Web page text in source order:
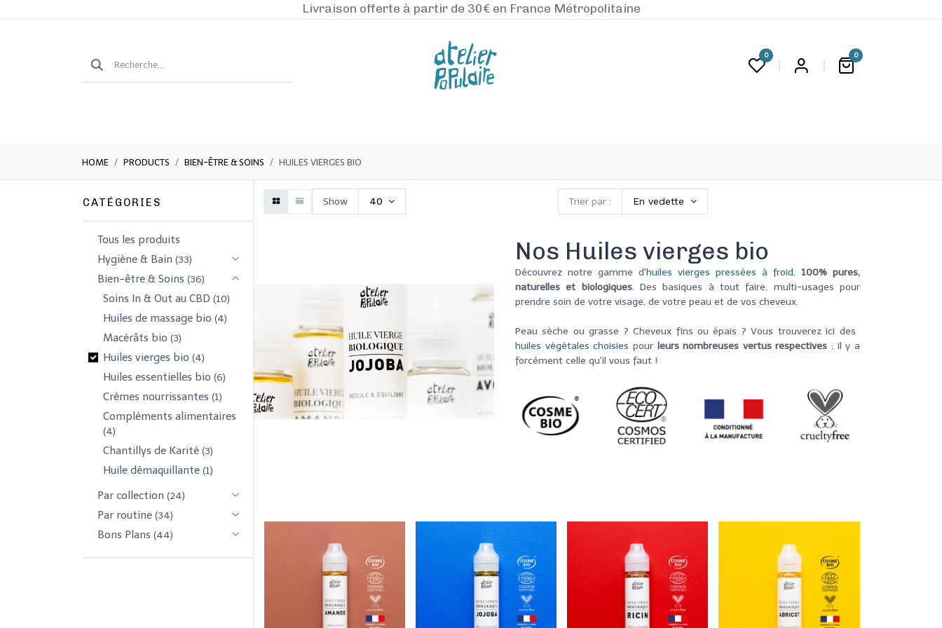
Livraison offerte à partir de 30€ en France Métropolitaine
0 0
HOME PRODUCTS ​​​BIEN-ÊTRE & SOINS HUILES VIERGES BIO
CATÉGORIES
Tous les produits
​Hygiène & Bain (33)
​​​Bien-être & Soins (36)
Soins In & Out au CBD (10)
Huiles de massage bio (4)
Macérâts bio (3)
Huiles vierges bio (4)
Huiles essentielles bio (6)
Crèmes nourrissantes (1)
Compléments alimentaires
(4)
Chantillys de Karité (3)
Huile démaquillante (1)
Par collection (24)
Par routine (34)
Bons Plans (44)
Trier par : En vedette
Show 40
Nos Huiles vierges bio
Découvrez notre gamme d'huiles vierges pressées à froid, 100% pures,
naturelles et biologiques. Des basiques à tout faire, multi-usages pour
prendre soin de votre visage, de votre peau et de vos cheveux.
Peau sèche ou grasse ? Cheveux fins ou épais ? Vous trouverez ici des
huiles végétales choisies pour leurs nombreuses vertus respectives ; il y a
forcément celle qu'il vous faut !